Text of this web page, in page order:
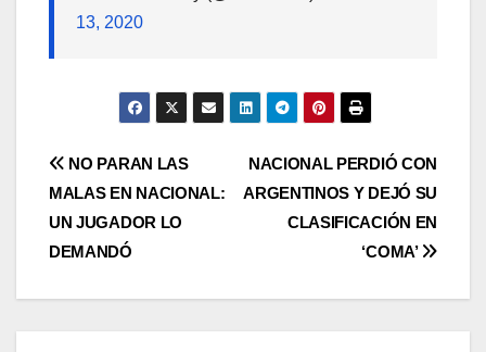
13, 2020
NACIONAL PERDIÓ CON
ARGENTINOS Y DEJÓ SU
CLASIFICACIÓN EN
‘COMA’
NO PARAN LAS
MALAS EN NACIONAL:
UN JUGADOR LO
DEMANDÓ